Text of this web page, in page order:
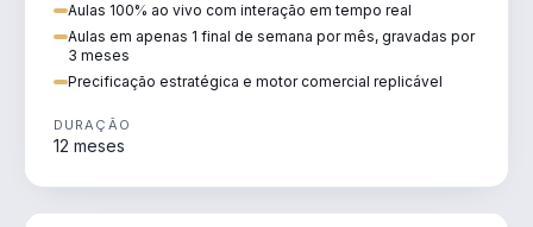
Aulas 100% ao vivo com interação em tempo real
Aulas em apenas 1 final de semana por mês, gravadas por
3 meses
Precificação estratégica e motor comercial replicável
DURAÇÃO
12 meses